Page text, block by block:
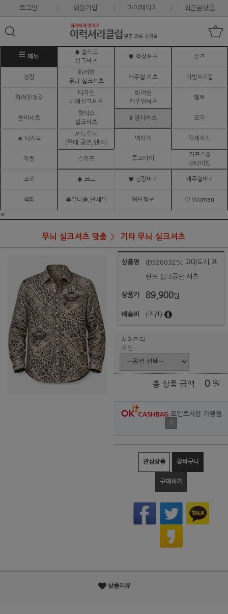
로그인 회원가입 마이페이지 최근본상품
메뉴
♠ 솔리드
실크셔츠
♥ 정장셔츠 슈즈
정장
화려한
무늬 실크셔츠
캐주얼 셔츠 가방&지갑
화려한정장
디자인
배색실크셔츠
화려한
캐주얼셔츠
벨트
콤비세트
핫픽스
실크셔츠
# 망사셔츠 모자
★ 턱시도
♬ 특수복
(무대.공연,댄스)
넥타이 액세서리
자켓 스카프 루프타이
커프스&
넥타이핀
조끼 ♠ 코트 ♥ 정장바지 캐주얼바지
점퍼 ♣유니폼,단체복 원단정보 ♡ Woman
ㅌ
무늬 실크셔츠 맞춤 기타 무늬 실크셔츠
상품명 (DS260325) 고대도시 프
린트 실크공단 셔츠
상품가 89,900원
배송비 (조건)
사이즈 디
자인
총 상품 금액 0 원
포인트사용 가맹점
?
관심상품 장바구니
구매하기
상품리뷰